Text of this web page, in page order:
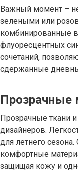
Важный момент –
зелеными или
комбинированные
флуоресцентных
сочетаний,
сдержанные
Прозрачные
Прозрачные ткани
дизайнеров.
для летнего
комфортные
защищая кожу и